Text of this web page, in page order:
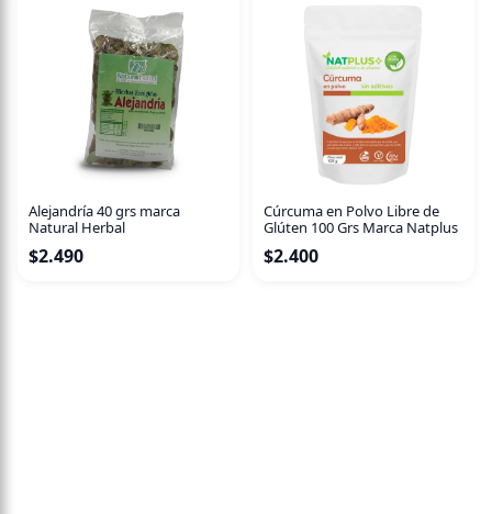
Alejandría 40 grs marca
Natural Herbal
$2.490
Cúrcuma en Polvo Libre de
Glúten 100 Grs Marca Natplus
$2.400